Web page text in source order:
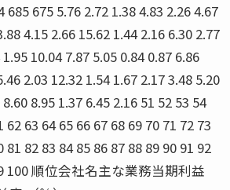
685 675 5.76 2.72 1.38 4.83 2.26 4.67
4.15 2.66 15.62 1.44 2.16 6.30 2.77
10.04 7.87 5.05 0.84 0.87 6.86
2.03 12.32 1.54 1.67 2.17 3.48 5.20
8.95 1.37 6.45 2.16 51 52 53 54
62 63 64 65 66 67 68 69 70 71 72 73
81 82 83 84 85 86 87 88 89 90 91 92
100 順位会社名主な業務当期利益